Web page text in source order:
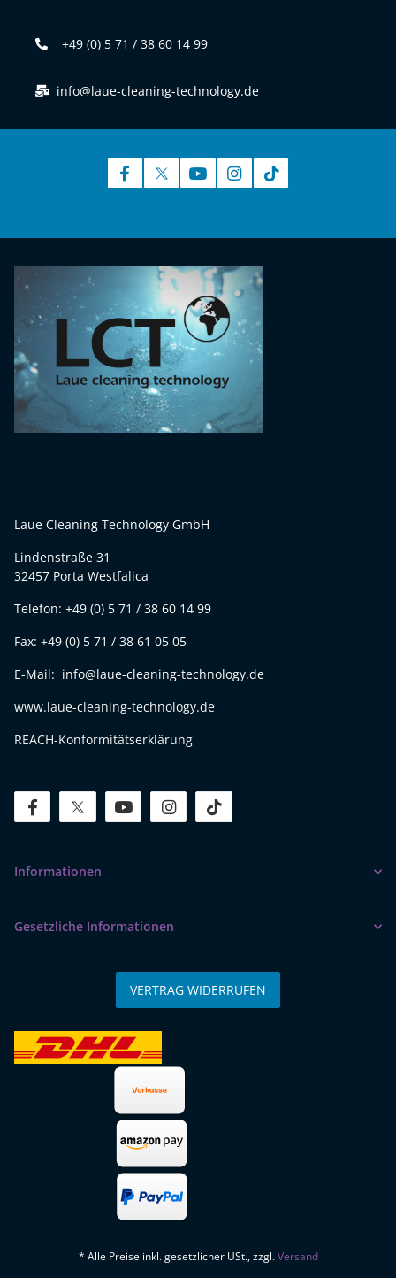
+49 (0) 5 71 / 38 60 14 99
info@laue-cleaning-technology.de
Laue Cleaning Technology GmbH
Lindenstraße 31
32457 Porta Westfalica
Telefon: +49 (0) 5 71 / 38 60 14 99
Fax: +49 (0) 5 71 / 38 61 05 05
E-Mail: info@laue-cleaning-technology.de
www.laue-cleaning-technology.de
REACH-Konformitätserklärung
facebooktwitteryoutube instagram
Informationen
Gesetzliche Informationen
VERTRAG WIDERRUFEN
* Alle Preise inkl. gesetzlicher USt., zzgl.Versand